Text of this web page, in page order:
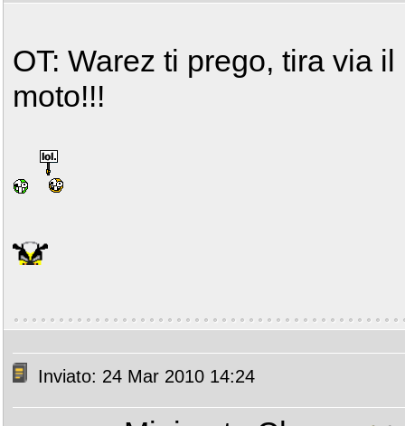
OT: Warez ti prego, tira via
moto!!!
Inviato: 24 Mar 2010 14:24